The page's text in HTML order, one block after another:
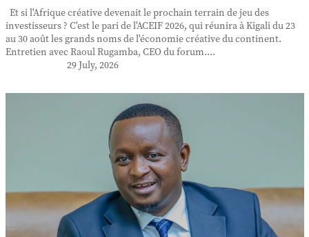
Et si l'Afrique créative devenait le prochain terrain de jeu des
investisseurs ? C'est le pari de l'ACEIF 2026, qui réunira à Kigali du 23
au 30 août les grands noms de l'économie créative du continent.
Entretien avec Raoul Rugamba, CEO du forum....
29 July, 2026